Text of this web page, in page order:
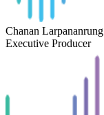
Chanan Larpananrung
Executive Producer